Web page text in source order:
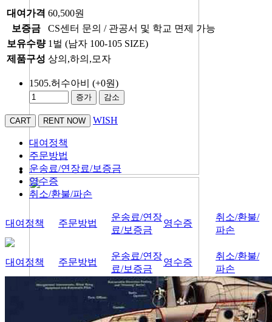
대여가격 60,500원
보증금
CS센터 문의 / 관공서 및 학교 면제 가능
보유수량 1벌 (남자 100-105 SIZE)
제품구성 상의,하의,모자
1505.허수아비 (+0원)
증가 감소
WISH
대여정책
주문방법
운송료/연장료/보증금
영수증
취소/환불/파손
대여정책 주문방법
운송료/연장
료/보증금
영수증
취소/환불/
파손
대여정책 주문방법
운송료/연장
료/보증금
영수증
취소/환불/
파손